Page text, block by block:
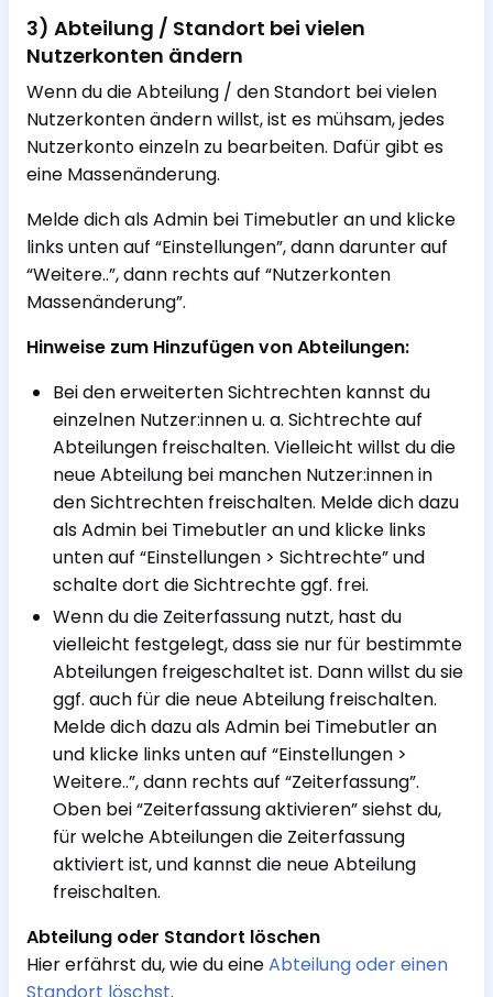
3) Abteilung / Standort bei vielen
Nutzerkonten ändern
Wenn du die Abteilung / den Standort bei vielen
Nutzerkonten ändern willst, ist es mühsam, jedes
Nutzerkonto einzeln zu bearbeiten. Dafür gibt es
eine Massenänderung.
Melde dich als Admin bei Timebutler an und klicke
links unten auf “Einstellungen”, dann darunter auf
“Weitere..”, dann rechts auf “Nutzerkonten
Massenänderung”.
Hinweise zum Hinzufügen von Abteilungen:
Bei den erweiterten Sichtrechten kannst du
einzelnen Nutzer:innen u. a. Sichtrechte auf
Abteilungen freischalten. Vielleicht willst du die
neue Abteilung bei manchen Nutzer:innen in
den Sichtrechten freischalten. Melde dich dazu
als Admin bei Timebutler an und klicke links
unten auf “Einstellungen > Sichtrechte” und
schalte dort die Sichtrechte ggf. frei.
Wenn du die Zeiterfassung nutzt, hast du
vielleicht festgelegt, dass sie nur für bestimmte
Abteilungen freigeschaltet ist. Dann willst du sie
ggf. auch für die neue Abteilung freischalten.
Melde dich dazu als Admin bei Timebutler an
und klicke links unten auf “Einstellungen >
Weitere..”, dann rechts auf “Zeiterfassung”.
Oben bei “Zeiterfassung aktivieren” siehst du,
für welche Abteilungen die Zeiterfassung
aktiviert ist, und kannst die neue Abteilung
freischalten.
Abteilung oder Standort löschen
Hier erfährst du, wie du eineAbteilung oder einen